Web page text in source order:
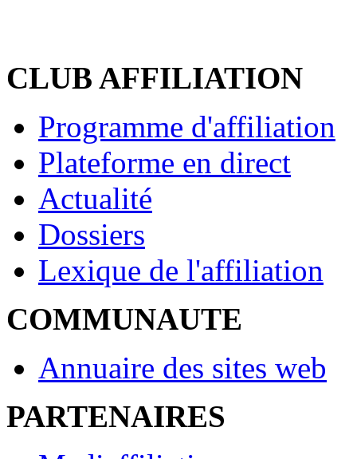
CLUB AFFILIATION
Programme d'affiliation
Plateforme en direct
Actualité
Dossiers
Lexique de l'affiliation
COMMUNAUTE
Annuaire des sites web
PARTENAIRES